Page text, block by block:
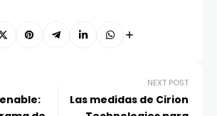
NEXT POST
Las medidas de Cirion